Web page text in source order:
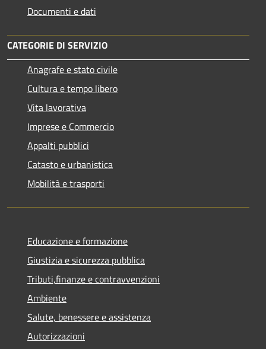
Documenti e dati
CATEGORIE DI SERVIZIO
Anagrafe e stato civile
Cultura e tempo libero
Vita lavorativa
Imprese e Commercio
Appalti pubblici
Catasto e urbanistica
Mobilità e trasporti
Educazione e formazione
Giustizia e sicurezza pubblica
Tributi,finanze e contravvenzioni
Ambiente
Salute, benessere e assistenza
Autorizzazioni